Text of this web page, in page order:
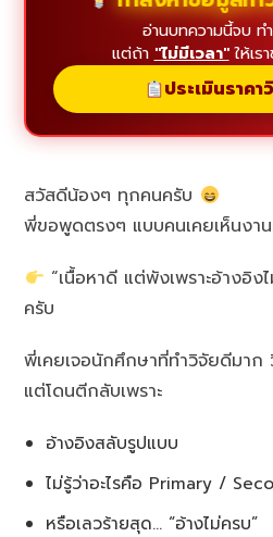
อ่านบทความนี้จบ ท
แต่ถ้า "ไม่มีเวลา"ให้เร
ประเมินราค
สวัสดีน้องๆ ทุกคนครับ
พี่ขอพูดตรงๆ แบบคนเคยเห็นงาน
“เนื้อหาดี แต่พังเพราะอ้างอิ
ครับ
พี่เคยเจอนักศึกษาที่ทำวิจัยดีมาก
แต่โดนตีกลับเพราะ
อ้างอิงสลับรูปแบบ
ไม่รู้ว่าอะไรคือ Primary /
หรือเลวร้ายสุด… “อ้างไม่ครบ”